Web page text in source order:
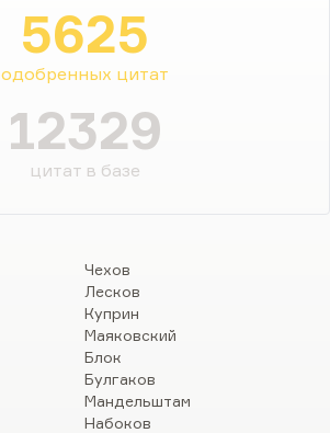
5625
одобренных цитат
12329
цитат в базе
Чехов
Лесков
Куприн
Маяковский
Блок
Булгаков
Мандельштам
Набоков